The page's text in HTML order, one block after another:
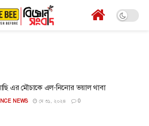
এর মৌচাকে এল-নিনোর ভয়াল থাবা
NEWS মে ৩১, ২০২৪ 0